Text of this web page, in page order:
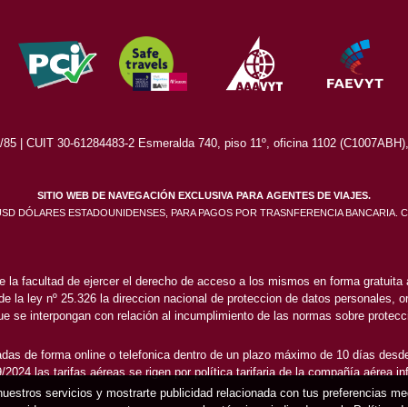
| CUIT 30-61284483-2 Esmeralda 740, piso 11º, oficina 1102
SITIO WEB DE NAVEGACIÓN EXCLUSIVA PARA AGENTES DE VIAJES.
DÓLARES ESTADOUNIDENSES, PARA PAGOS POR TRASNFERENCIA BANCARIA.
facultad de ejercer el derecho de acceso a los mismos en forma
ley nº 25.326 la direccion nacional de proteccion de datos personales,
se interpongan con relación al incumplimiento de las normas sobre
de forma online o telefonica dentro de un plazo máximo de 10 días
las tarifas aéreas se rigen por política tarifaria de la compañía aérea
servicios y mostrarte publicidad relacionada con tus preferencias